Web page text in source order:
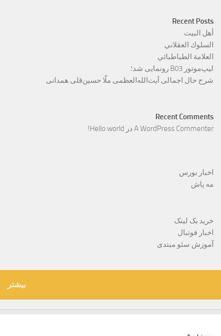
Recent Posts
أهل البيت
السلوك العقلاني
العلامة الطباطبائي
لیپ‌موتور B03 رونمایی شد؛
شرح حال اجمالی آیت‌الله‌العظمی ملّا حسین‌قلی همدانی
Recent Comments
A WordPress Commenter در Hello world!
اخبار بورس
مه پاش
خرید بک لینک
اخبار فوتبال
آموزش سئو مبتدی
بیشتر